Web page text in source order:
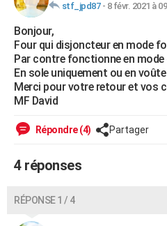
Retraite
Impôts
Epargne
Immobilier
Risques naturels par ville
Banque
Assurance
Crédit
AUTO
Essais
Réserver un essai
Citadines
Berlines
SUV
Forum auto
+HIGH-TECH
Mobiles
Meilleur smartphone
Internet
Ordinateurs
Jeux vidéo
Guide high-tech
+BRICOLAGE
Forum
Aménagement intérieur
Extérieur
Cuisine
Salle de bains
Jardinage
Rangement
WEEK-END
Guides de France
Escapades
Patrimoine
Expositions
Musées
Week-end nature
LIFESTYLE
stf_jpd87- 8 févr. 2021 à
Bonjour,
Four qui disjoncteur en mode
Par contre fonctionne en
En sole uniquement ou en
Merci pour votre retour et vos
MF David
Répondre (4) Partager
4 réponses
RÉPONSE 1 / 4